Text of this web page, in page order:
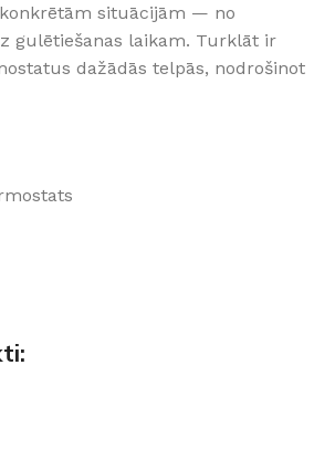
situācijām — no
gulētiešanas laikam. Turklāt ir
dažādās telpās, nodrošinot